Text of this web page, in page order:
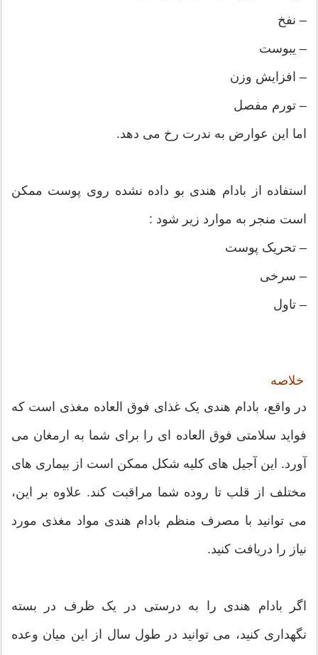
– نفخ
– یبوست
– افزایش وزن
– تورم مفصل
اما این عوارض به ندرت رخ می دهد.
استفاده از بادام هندی بو داده نشده روی پوست ممکن
است منجر به موارد زیر شود :
– تحریک پوست
– سرخی
– تاول
خلاصه
در واقع، بادام هندی یک غذای فوق العاده مغذی است که
فواید سلامتی فوق العاده ای را برای شما به ارمغان می
آورد. این آجیل های کلیه شکل ممکن است از بیماری های
مختلف از قلب تا روده شما مراقبت کند. علاوه بر این،
می توانید با مصرف منظم بادام هندی مواد مغذی مورد
نیاز را دریافت کنید.
اگر بادام هندی را به درستی در یک ظرف در بسته
نگهداری کنید، می توانید در طول سال از این میان وعده